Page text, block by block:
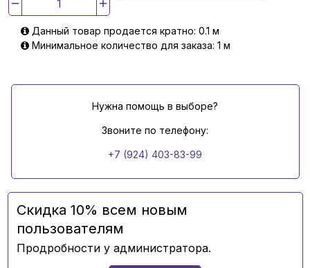
Данный товар продается кратно: 0.1 м
Минимальное количество для заказа: 1 м
Нужна помощь в выборе?
Звоните по телефону:
+7 (924) 403-83-99
Скидка 10% всем новым
пользователям
Продробности у администратора.